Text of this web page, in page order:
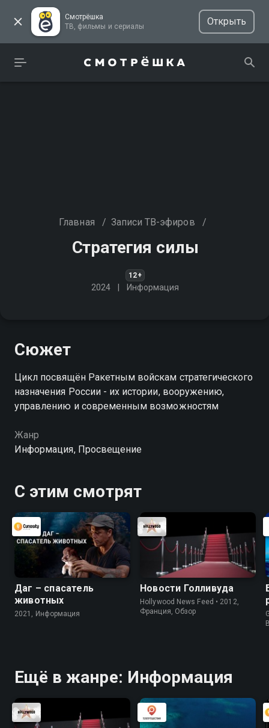
Смотрёшка
ТВ, фильмы и сериалы
Открыть
Главная / Записи ТВ-эфиров /
Стратегия силы
12+
2024 Информация
Сюжет
Цикл посвящён Ракетным войскам стратегического
назначения России - их истории, вооружению,
управлению и современным возможностям
Жанр
Информация, Просвещение
С этим смотрят
Даг – спасатель
животных
2021, Информация
Новости Голливуда
Hollywood News Feed • 2012,
Франция, Обзор
Ещё в жанре: Информация